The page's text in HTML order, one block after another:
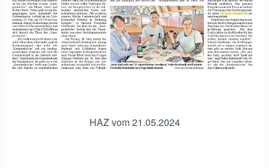
HAZ vom 21.05.2024